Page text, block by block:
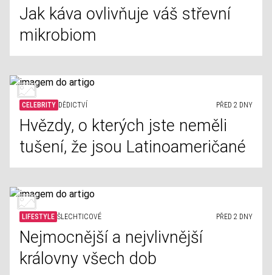
Jak káva ovlivňuje váš střevní
mikrobiom
CELEBRITY DĚDICTVÍ PŘED 2 DNY
Hvězdy, o kterých jste neměli
tušení, že jsou Latinoameričané
LIFESTYLE ŠLECHTICOVÉ PŘED 2 DNY
Nejmocnější a nejvlivnější
královny všech dob